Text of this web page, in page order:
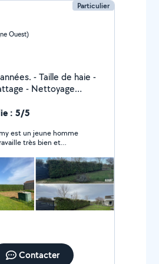
Particulier
Ouest)
- Taille de haie -
- Nettoyage
ce soit pour un
objectif : un jardin
à vivre.
: 5/5
est un jeune homme
très bien et
Contacter